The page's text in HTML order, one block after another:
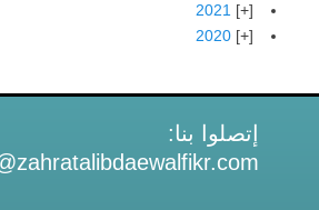
2021
2020
إتصلوا بنا: